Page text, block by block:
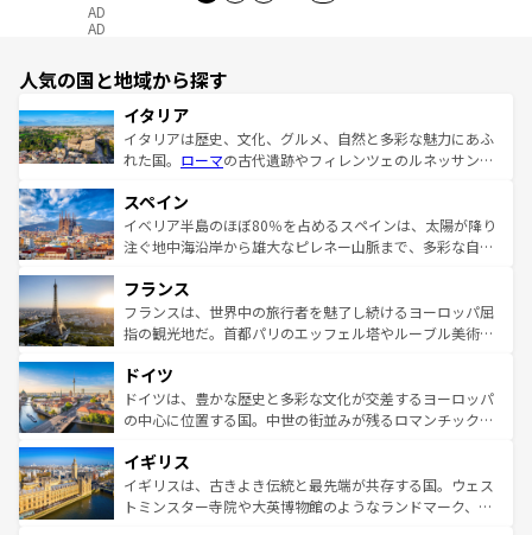
AD
AD
人気の国と地域から探す
イタリア
イタリアは歴史、文化、グルメ、自然と多彩な魅力にあふ
れた国。 ローマの古代遺跡やフィレンツェのルネッサンス
ろん、トスカーナの美しい田園風景やアマルフィ海岸の絶
景など、自然景観も見逃せない。観光の合間には、本場の
ピザやパスタなど、絶品のイタリア料理を堪能することも
ませてくれるイタリアで、忘れられない旅をしてみよう！
なお、新着のイタリア情報はコンテンツ一覧 を参照してほ
しい。
スペイン
イベリア半島のほぼ80％を占めるスペインは、太陽が降り
注ぐ地中海沿岸から雄大なピレネー山脈まで、多彩な自然
文化が根付くこの国では、情熱的なフラメンコ、熱気あふ
れる闘牛、そして美味しいタパスが生活の一部となってい
る。首都マドリードの洗練された雰囲気や、バルセロナの
の城塞都市、穏やかなビーチリゾートまで多彩な表情を見
せる。地方によって風土や気候が異なるスペインはその個
性で訪れる人を魅了する。 なお、新着のスペイン情報はコ
フランス
フランスは、世界中の旅行者を魅了し続けるヨーロッパ屈
指の観光地だ。首都パリのエッフェル塔やルーブル美術館
で、幅広い魅力が詰まっている。華麗な宮殿、歴史的な大
聖堂、美しいビーチ、そして豊かな自然が、訪れる者を心
から魅了する。また、フランスは美食の国としても知ら
いる。シャンパンの発祥地であるランス、プロヴァンスの
香り高いラベンダー畑など、多彩な楽しみ方が可能だ。さ
らに、パリ以外の地域にも魅力が溢れており、どの街角に
ドイツ
ドイツは、豊かな歴史と多彩な文化が交差するヨーロッパ
の中心に位置する国。中世の街並みが残るロマンチック街
顔を持つこの国は、どこを歩いても飽きることがない。ベ
ルリンの文化的活気、バイエルン州のアルプスの絶景、そ
してライン川沿いのワイン畑といった風景は必見。ビール
イギリス
イギリスは、古きよき伝統と最先端が共存する国。ウェス
トミンスター寺院や大英博物館のようなランドマーク、歴